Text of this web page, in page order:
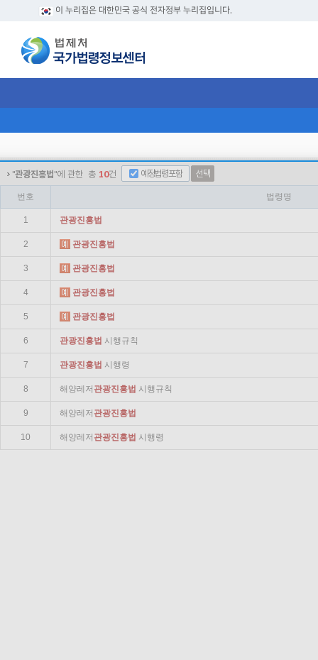
이 누리집은 대한민국 공식 전자정부 누리집입니다.
"관광진흥법"에 관한 총 10건 예정법령포함 선택
번호 법령명
1 관광진흥법
2 관광진흥법
3 관광진흥법
4 관광진흥법
5 관광진흥법
6 관광진흥법 시행규칙
7 관광진흥법 시행령
8 해양레저 관광진흥법 시행규칙
9 해양레저 관광진흥법
10 해양레저 관광진흥법 시행령